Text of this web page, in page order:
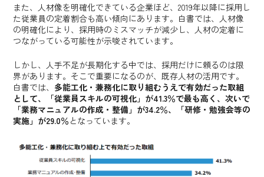
また、人材像を明確化できている企業ほど、2019年以降に採用し
た従業員の定着割合も高い傾向にあります。白書では、人材像
の明確化により、採用時のミスマッチが減少し、人材の定着に
つながっている可能性が示唆されています。
しかし、人手不足が長期化する中では、採用だけに頼るのは限
界があります。そこで重要になるのが、既存人材の活用です。
白書では、 多能工化・兼務化に取り組むうえで有効だった取組
として、「従業員スキルの可視化」が41.3％で最も高く、次いで
「業務マニュアルの作成・整備」が34.2％、「研修・勉強会等の
実施」が29.0％ となっています。